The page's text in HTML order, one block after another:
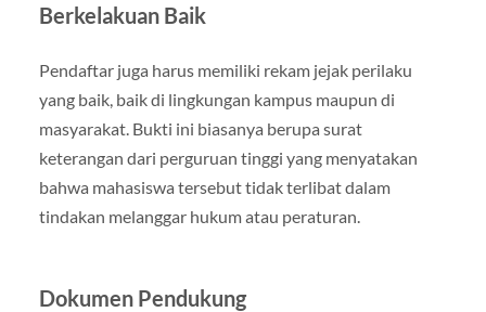
Berkelakuan Baik
Pendaftar juga harus memiliki rekam jejak perilaku
yang baik, baik di lingkungan kampus maupun di
masyarakat. Bukti ini biasanya berupa surat
keterangan dari perguruan tinggi yang menyatakan
bahwa mahasiswa tersebut tidak terlibat dalam
tindakan melanggar hukum atau peraturan.
Dokumen Pendukung